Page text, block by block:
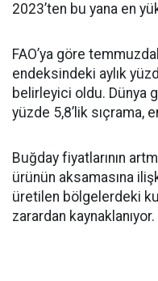
2023’ten bu yana en
FAO’ya göre
endeksindeki aylık
belirleyici oldu. Dünya
yüzde 5,8’lik sıçrama,
Buğday fiyatlarının
ürünün aksamasına
üretilen bölgelerdeki
zarardan kaynaklanıyor.